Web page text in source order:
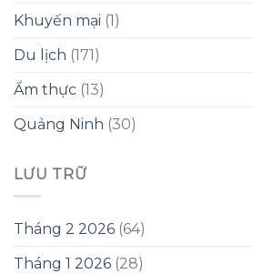
Khuyến mại (1)
Du lịch (171)
Ẩm thực (13)
Quảng Ninh (30)
LƯU TRỮ
Tháng 2 2026 (64)
Tháng 1 2026 (28)